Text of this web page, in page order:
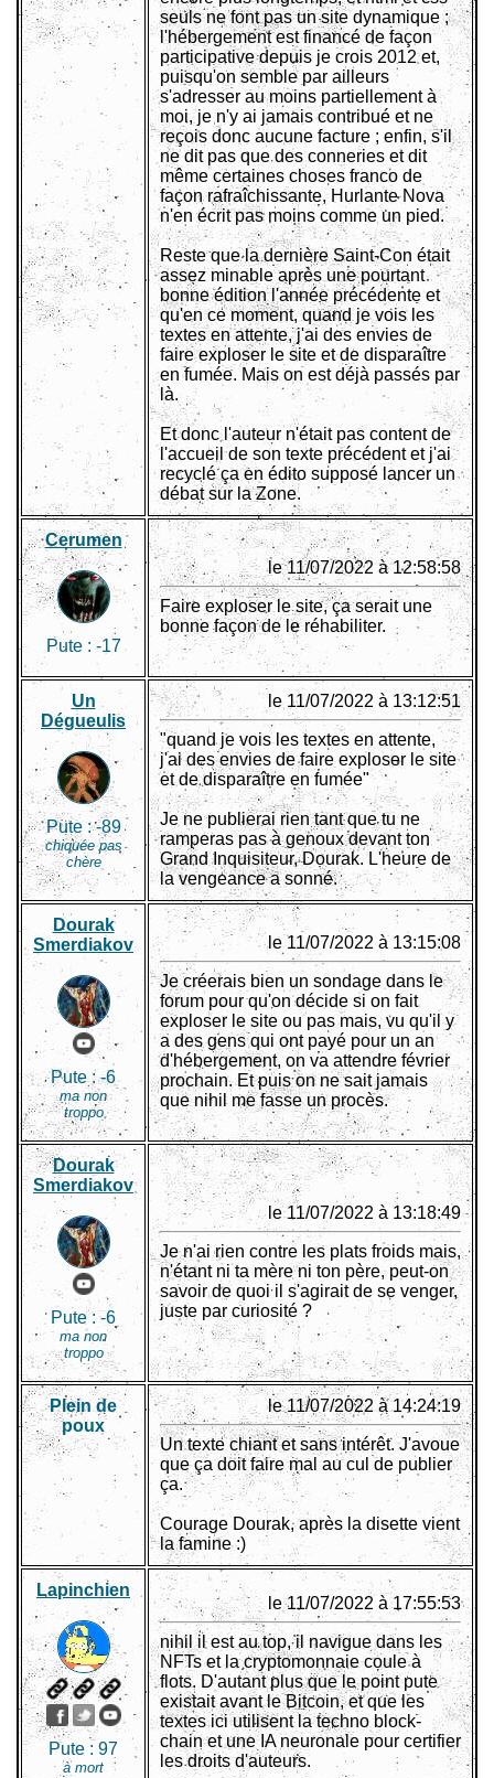
seuls ne font pas un site dynamique ;
l'hébergement est financé de façon
participative depuis je crois 2012 et,
puisqu'on semble par ailleurs
s'adresser au moins partiellement à
moi, je n'y ai jamais contribué et ne
reçois donc aucune facture ; enfin, s'il
ne dit pas que des conneries et dit
même certaines choses franco de
façon rafraîchissante, Hurlante Nova
n'en écrit pas moins comme un pied.
Reste que la dernière Saint-Con était
assez minable après une pourtant
bonne édition l'année précédente et
qu'en ce moment, quand je vois les
textes en attente, j'ai des envies de
faire exploser le site et de disparaître
en fumée. Mais on est déjà passés par
là.
Et donc l'auteur n'était pas content de
l'accueil de son texte précédent et j'ai
recyclé ça en édito supposé lancer un
débat sur la Zone.
Cerumen
Pute : -17
le 11/07/2022 à 12:58:58
Faire exploser le site, ça serait une
bonne façon de le réhabiliter.
Un
Dégueulis
Pute :-89
chiquée pas
chère
le 11/07/2022 à 13:12:51
"quand je vois les textes en attente,
j'ai des envies de faire exploser le site
et de disparaître en fumée"
Je ne publierai rien tant que tu ne
ramperas pas à genoux devant ton
Grand Inquisiteur, Dourak. L'heure de
la vengeance a sonné.
Dourak
Smerdiakov
Pute :-6
ma non
troppo
le 11/07/2022 à 13:15:08
Je créerais bien un sondage dans le
forum pour qu'on décide si on fait
exploser le site ou pas mais, vu qu'il y
a des gens qui ont payé pour un an
d'hébergement, on va attendre février
prochain. Et puis on ne sait jamais
que nihil me fasse un procès.
Dourak
Smerdiakov
Pute : -6
ma non
troppo
le 11/07/2022 à 13:18:49
Je n'ai rien contre les plats froids mais,
n'étant ni ta mère ni ton père, peut-on
savoir de quoi il s'agirait de se venger,
juste par curiosité ?
Plein de
poux
le 11/07/2022 à 14:24:19
Un texte chiant et sans intérêt. J'avoue
que ça doit faire mal au cul de publier
ça.
Courage Dourak, après la disette vient
la famine :)
Lapinchien
Pute : 97
à mort
le 11/07/2022 à 17:55:53
nihil il est au top, il navigue dans les
NFTs et la cryptomonnaie coule à
flots. D'autant plus que le point pute
existait avant le Bitcoin, et que les
textes ici utilisent la techno block-
chain et une IA neuronale pour certifier
les droits d'auteurs.